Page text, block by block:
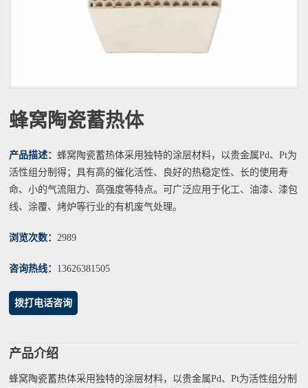
蜂窝陶瓷蓄热体
产品描述： 蜂窝陶瓷蓄热体采用独特的涂层材料，以贵金属Pd、Pt为
活性组分制得；具有高的催化活性、良好的热稳定性、长的使用寿
命、小的气流阻力、高强度等特点。可广泛应用于化工、油漆、漆包
线、涂覆、烤炉等行业的有机废气处理。
浏览次数： 2989
咨询热线： 13626381505
拨打电话咨询
产品介绍
蜂窝陶瓷蓄热体采用独特的涂层材料，以贵金属Pd、Pt为活性组分制